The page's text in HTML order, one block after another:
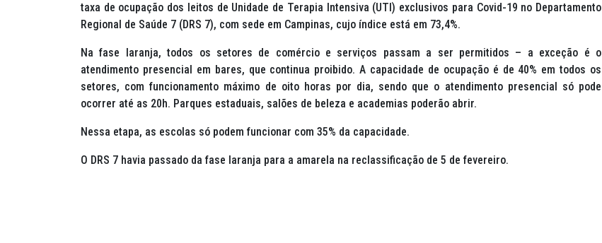
taxa de ocupação dos leitos de Unidade de Terapia Intensiva (UTI) exclusivos para Covid-19 no Departamento
Regional de Saúde 7 (DRS 7), com sede em Campinas, cujo índice está em 73,4%.
Na fase laranja, todos os setores de comércio e serviços passam a ser permitidos – a exceção é o
atendimento presencial em bares, que continua proibido. A capacidade de ocupação é de 40% em todos os
setores, com funcionamento máximo de oito horas por dia, sendo que o atendimento presencial só pode
ocorrer até as 20h. Parques estaduais, salões de beleza e academias poderão abrir.
Nessa etapa, as escolas só podem funcionar com 35% da capacidade.
O DRS 7 havia passado da fase laranja para a amarela na reclassificação de 5 de fevereiro.